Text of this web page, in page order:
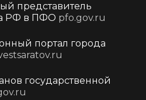
представитель
РФ в ПФО pfo.gov.ru
портал города
государственной